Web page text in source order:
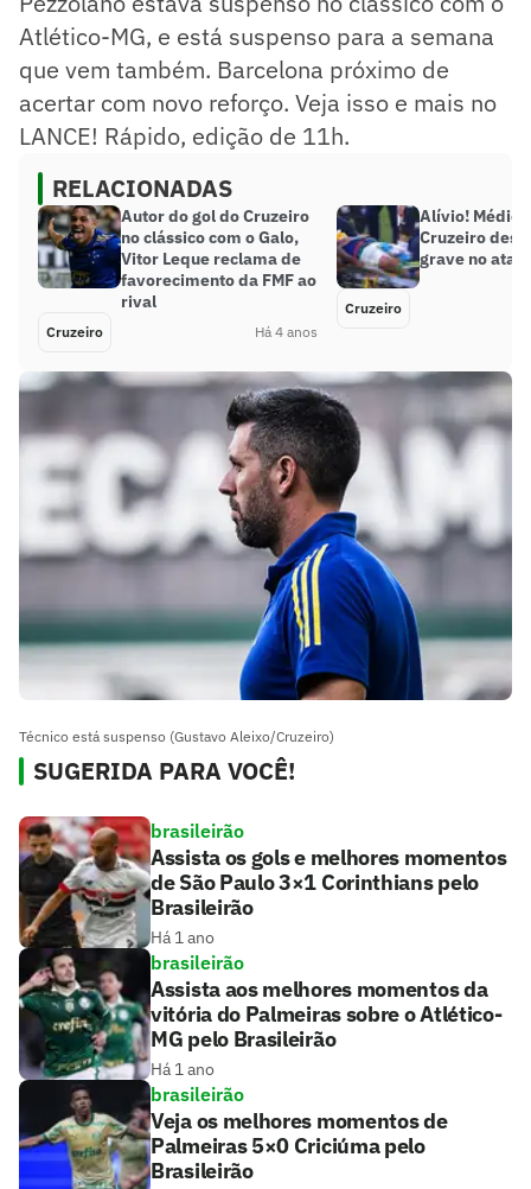
Atlético-MG, e está suspenso para a semana
que vem também. Barcelona próximo de
acertar com novo reforço. Veja isso e mais no
LANCE! Rápido, edição de 11h.
RELACIONADAS
Autor do gol do Cruzeiro
no clássico com o Galo,
Vitor Leque reclama de
favorecimento da FMF ao
rival
Cruzeiro Há 4 anos
Alívio!
Cruzeiro
grave no
Cruzeiro
Técnico está suspenso (Gustavo Aleixo/Cruzeiro)
SUGERIDA PARA VOCÊ!
brasileirão
Assista os gols e melhores momentos
de São Paulo 3×1 Corinthians pelo
Brasileirão
Há 1 ano
brasileirão
Assista aos melhores momentos da
vitória do Palmeiras sobre o Atlético-
MG pelo Brasileirão
Há 1 ano
brasileirão
Veja os melhores momentos de
Palmeiras 5×0 Criciúma pelo
Brasileirão